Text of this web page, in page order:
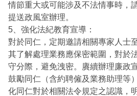
情節重大或可能涉及不法情事時，
提送政風室辦理。
5、強化法紀教育宣導：
對於同仁，定期邀請相關專家人士
其了解處理業務應保密範圍，對於
守分際，避免洩密。賡續辦理廉政
鼓勵同仁（含約聘僱及業務助理等
化同仁對於相關法令規定之認識，